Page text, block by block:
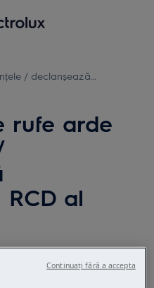
/ declanșează
rufe arde
al
Continuați fără a accepta